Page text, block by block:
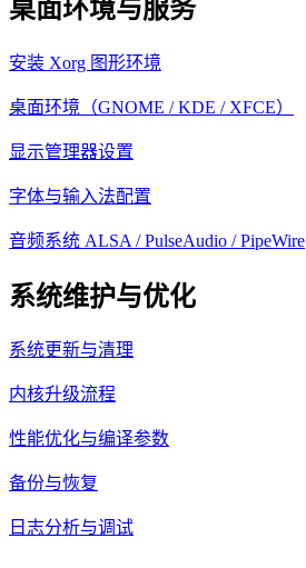
桌面环境与服务
安装 Xorg 图形环境
桌面环境（GNOME / KDE / XFCE）
显示管理器设置
字体与输入法配置
音频系统 ALSA / PulseAudio / PipeWire
系统维护与优化
系统更新与清理
内核升级流程
性能优化与编译参数
备份与恢复
日志分析与调试